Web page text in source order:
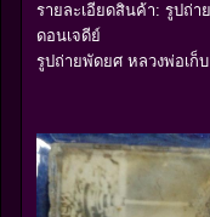
รายละเอียดสินค้า: รูปถ่า
ดอนเจดีย์
รูปถ่ายพัดยศ หลวงพ่อเก็